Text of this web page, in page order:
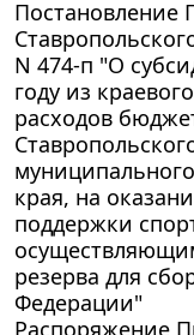
Постановление
N 474-п "О
году из
расходов
края, на
поддержки
резерва для
Федерации"
Распоряжение